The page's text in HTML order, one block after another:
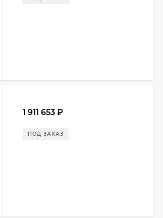
1 911 653 ₽
ПОД ЗАКАЗ